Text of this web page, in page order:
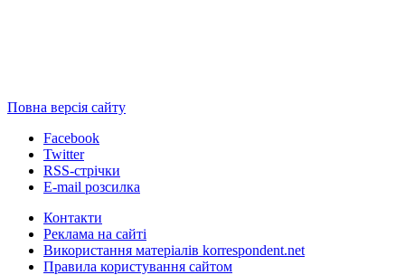
Повна версія сайту
Facebook
Twitter
RSS-стрічки
E-mail розсилка
Контакти
Реклама на сайті
Використання матеріалів korrespondent.net
Правила користування сайтом